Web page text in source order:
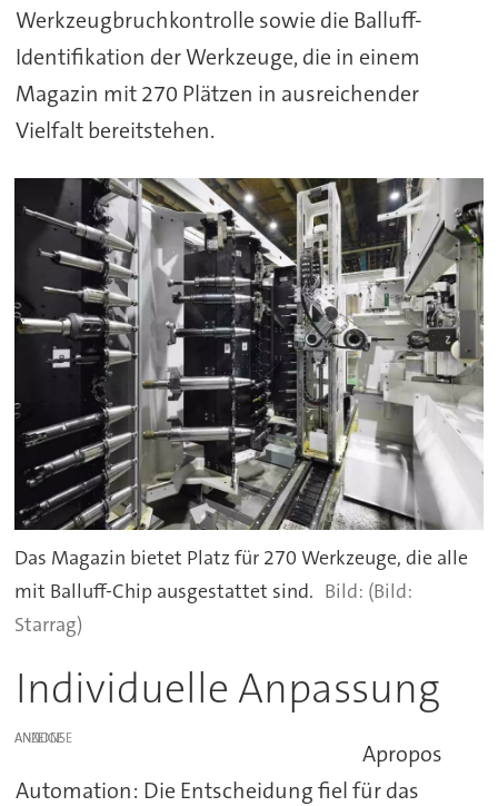
Werkzeugbruchkontrolle sowie die Balluff-
Identifikation der Werkzeuge, die in einem
Magazin mit 270 Plätzen in ausreichender
Vielfalt bereitstehen.
Das Magazin bietet Platz für 270 Werkzeuge, die alle
mit Balluff-Chip ausgestattet sind.
(Bild:
Starrag)
Individuelle Anpassung
ANZEIGE
Apropos
Automation: Die Entscheidung fiel für das